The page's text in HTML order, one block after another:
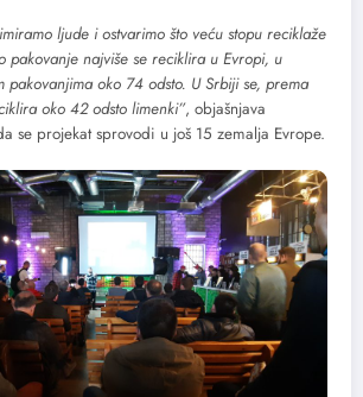
ljude i ostvarimo što veću stopu reciklaže
pakovanje najviše se reciklira u Evropi, u
pakovanjima oko 74 odsto. U Srbiji se, prema
oko 42 odsto limenki”, objašnjava
se projekat sprovodi u još 15 zemalja Evrope.